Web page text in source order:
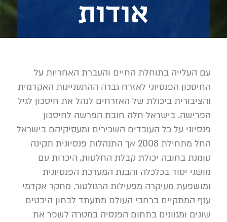
אודות
עם העלייה בתוחלת החיים והעברת האחריות על
החיסכון הפנסיוני לאזרח גברה ההתעניינות האקדמית
והציבורית ביכולת של האזרחים לנהל את חיסכון לגיל
הפרישה. בישראל חלה חובת הפרשה לחיסכון
פנסיוני על כל העובדים השכירים ומעסיקיהם בישראל
החל מתחילת 2008 אך התנהלות פנסיונית תקינה
טומנת בחובה יכולת קבלת החלטות, היכרות עם
מושגי יסוד בכלכלה והבנת המערכת הפנסיונית
ומושפעת מעיקרה מפעילות הרגולטור. מחקר אקדמי
ענף המתקיים ברחבי העולם מתעתד לבחון היבטים
שונים ומגוונים בתחום הפנסיה במטרה לשפר את